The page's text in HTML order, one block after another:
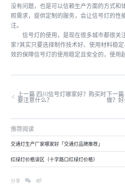
没有问题，也是可以信赖生产方面的方式和
照需求，提供定制的服务，会让信号灯的性
注。
信号灯的使用，是现在很多城市都很关
家?其实只要选择制作技术好、使用材料稳
效的保障信号灯的使用稳定且安全的，使用
上一篇 四川信号灯哪家好？购买时
要注意什么？
下一篇
做？好
推荐阅读
交通灯生产厂家哪家好「交通灯品牌推荐」
红绿灯价格误区（十字路口红绿灯价格）
分享